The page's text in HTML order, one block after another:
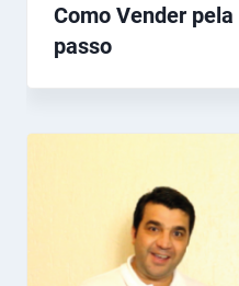
Como Vender
passo